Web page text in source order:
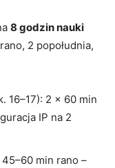
8 godzin nauki
2 popołudnia,
16–17): 2 × 60 min
IP na 2
45–60 min rano –